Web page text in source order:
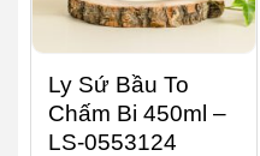
Ly Sứ Bầu To
Chấm Bi 450ml –
LS-0553124